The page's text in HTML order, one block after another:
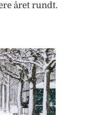
året rundt.